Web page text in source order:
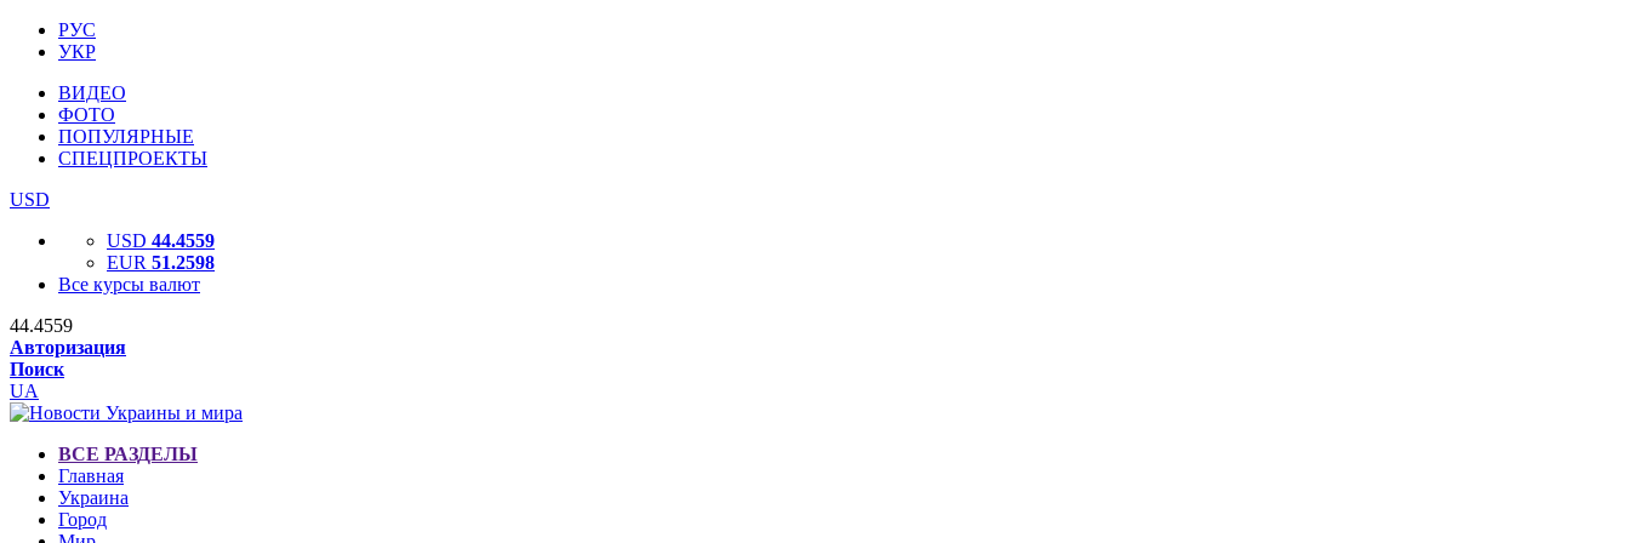
РУС
УКР
ВИДЕО
ФОТО
ПОПУЛЯРНЫЕ
СПЕЦПРОЕКТЫ
USD
USD 44.4559
EUR 51.2598
Все курсы валют
44.4559
Авторизация
Поиск
UA
ВСЕ РАЗДЕЛЫ
Главная
Украина
Город